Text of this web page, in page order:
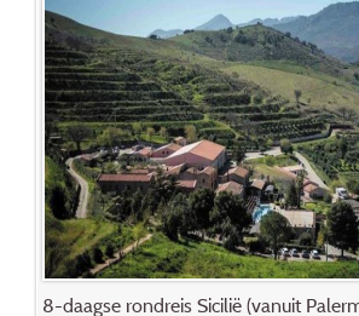
8-daagse rondreis Sicilië (vanuit